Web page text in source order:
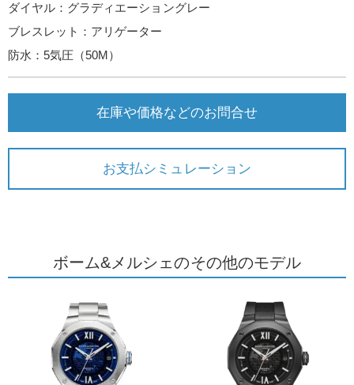
ダイヤル：グラディエーショングレー
ブレスレット：アリゲーター
防水：5気圧（50M）
在庫や価格などのお問合せ
お支払シミュレーション
ボーム&メルシェのその他のモデル